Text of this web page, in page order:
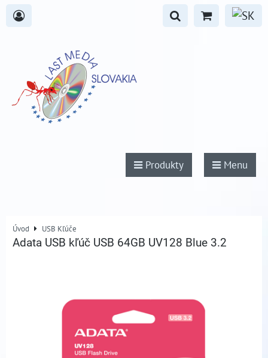
Produkty Menu
Úvod USB Kľúče
Adata USB kľúč USB 64GB UV128 Blue 3.2